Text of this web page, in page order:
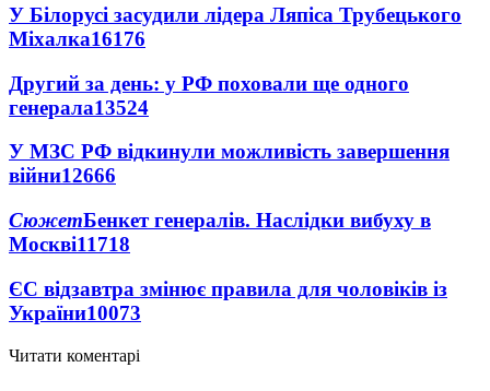
У Білорусі засудили лідера Ляпіса Трубецького
Міхалка16176
Другий за день: у РФ поховали ще одного
генерала13524
У МЗС РФ відкинули можливість завершення
війни12666
СюжетБенкет генералів. Наслідки вибуху в
Москві11718
ЄС відзавтра змінює правила для чоловіків із
України10073
Читати коментарі